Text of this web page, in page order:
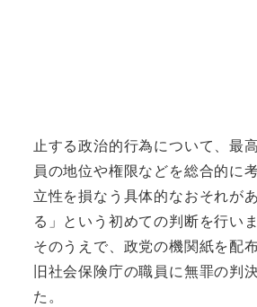
止する政治的行為について、最
員の地位や権限などを総合的に
立性を損なう具体的なおそれが
る」 という初めての判断を行いま
そのうえで、 政党の機関紙を配
旧社会保険庁の職員に無罪の判
た。